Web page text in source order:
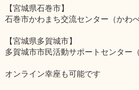
【宮城県石巻市】
石巻市かわまち交流センター（かわ
【宮城県多賀城市】
多賀城市市民活動サポートセンター
オンライン幸座も可能です